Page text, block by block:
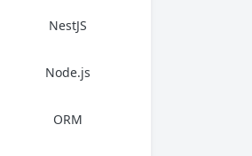
NestJS
Node.js
ORM